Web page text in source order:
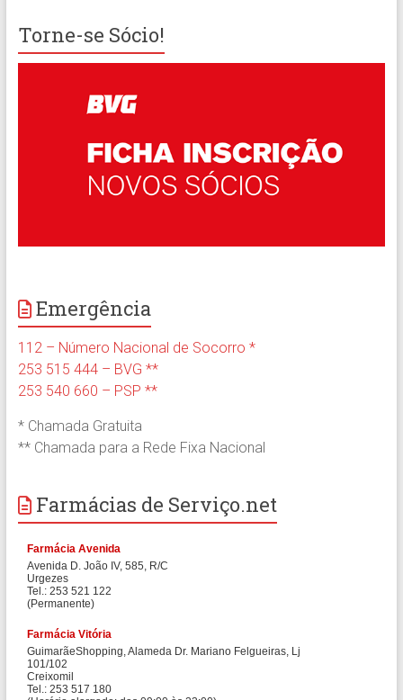
Torne-se Sócio!
Emergência
112 – Número Nacional de Socorro *
253 515 444 – BVG **
253 540 660 – PSP **
* Chamada Gratuita
** Chamada para a Rede Fixa Nacional
Farmácias de Serviço.net